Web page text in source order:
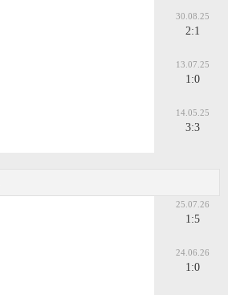
30.08.25
2:1
13.07.25
1:0
14.05.25
3:3
25.07.26
1:5
24.06.26
1:0